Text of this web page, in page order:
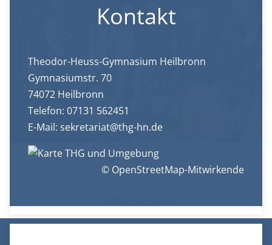
„Stolpersteine“ am Theodor-Heuss-
Gymnasium Heilbronn
Kontakt
Theodor-Heuss-Gymnasium Heilbronn
Gymnasiumstr. 70
74072 Heilbronn
Telefon: 07131 562451
E-Mail:sekretariat@thg-hn.de
© OpenStreetMap-Mitwirkende